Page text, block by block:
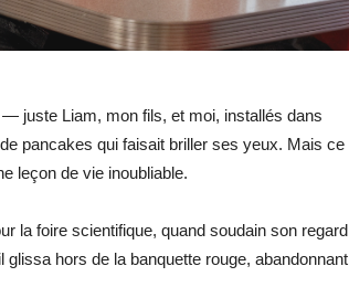
juste Liam, mon fils, et moi, installés dans
pancakes qui faisait briller ses yeux. Mais ce
leçon de vie inoubliable.
la foire scientifique, quand soudain son regard
hors de la banquette rouge, abandonnant